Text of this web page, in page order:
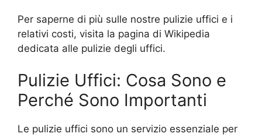
Per saperne di più sulle nostre pulizie uffici e i
relativi costi, visita la pagina di Wikipedia
dedicata alle pulizie degli uffici.
Pulizie Uffici: Cosa Sono e
Perché Sono Importanti
Le pulizie uffici sono un servizio essenziale per